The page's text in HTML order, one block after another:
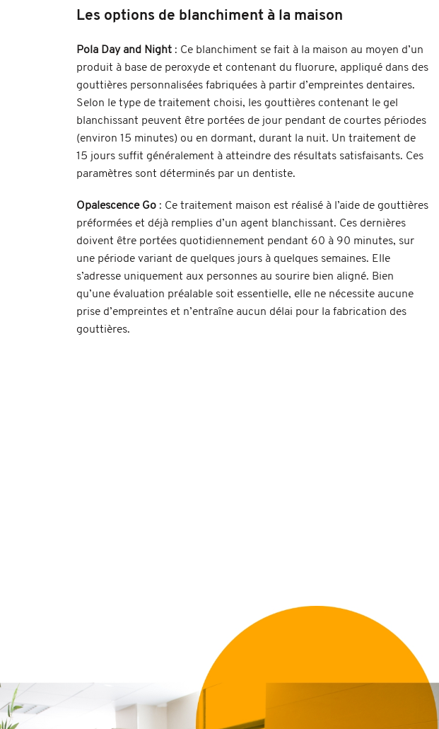
Les options de blanchiment à la maison
Pola Day and Night : Ce blanchiment se fait à la maison au moyen d’un
produit à base de peroxyde et contenant du fluorure, appliqué dans des
gouttières personnalisées fabriquées à partir d’empreintes dentaires.
Selon le type de traitement choisi, les gouttières contenant le gel
blanchissant peuvent être portées de jour pendant de courtes périodes
(environ 15 minutes) ou en dormant, durant la nuit. Un traitement de
15 jours suffit généralement à atteindre des résultats satisfaisants. Ces
paramètres sont déterminés par un dentiste.
Opalescence Go : Ce traitement maison est réalisé à l’aide de gouttières
préformées et déjà remplies d’un agent blanchissant. Ces dernières
doivent être portées quotidiennement pendant 60 à 90 minutes, sur
une période variant de quelques jours à quelques semaines. Elle
s’adresse uniquement aux personnes au sourire bien aligné. Bien
qu’une évaluation préalable soit essentielle, elle ne nécessite aucune
prise d’empreintes et n’entraîne aucun délai pour la fabrication des
gouttières.